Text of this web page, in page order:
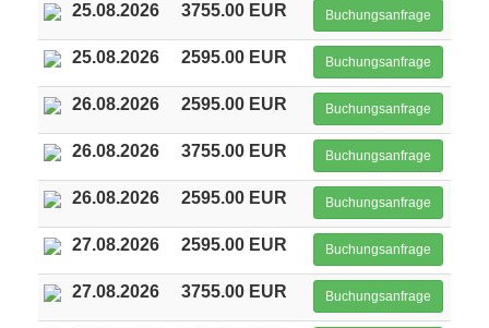
25.08.2026 3755.00 EUR Buchungsanfrage
25.08.2026 2595.00 EUR Buchungsanfrage
26.08.2026 2595.00 EUR Buchungsanfrage
26.08.2026 3755.00 EUR Buchungsanfrage
26.08.2026 2595.00 EUR Buchungsanfrage
27.08.2026 2595.00 EUR Buchungsanfrage
27.08.2026 3755.00 EUR Buchungsanfrage